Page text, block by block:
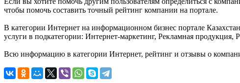
чтобы помочь составить точный рейтинг компании на портале.
В категории Интернет на информационном бизнес портале
услуги в подкатегории: Интернет-маркетинг, Рекламная продукция,
Всю информацию в категории Интернет, рейтинг и отзывы о